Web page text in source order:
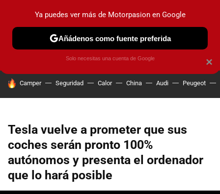
PRUEBAS COCHES ELÉCTRICOS OBSERVATORIO
HOY SE HABLA DE
Camper Seguridad Calor China Audi Peugeot
Tesla vuelve a prometer que sus
coches serán pronto 100%
autónomos y presenta el ordenador
que lo hará posible
×
Ya puedes ver más de Motorpasion en Google
Añádenos como fuente preferida
Solo necesitas una cuenta de Google